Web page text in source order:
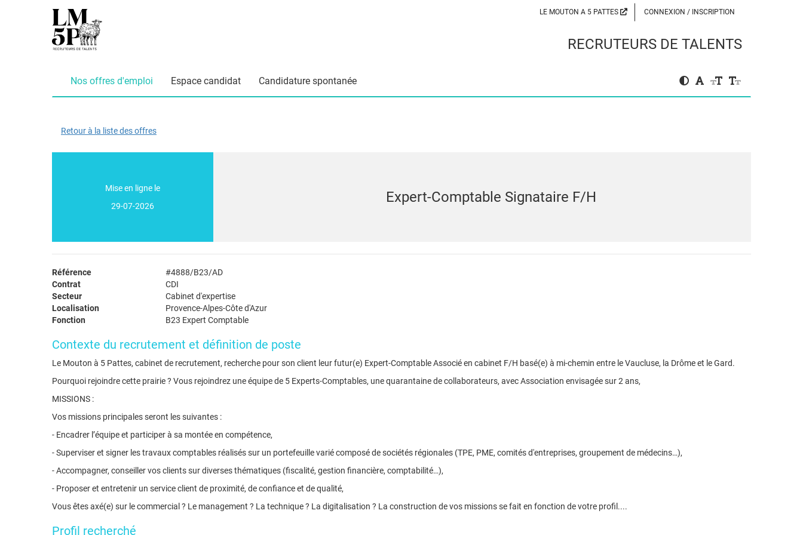
LE MOUTON A 5 PATTES CONNEXION / INSCRIPTION
RECRUTEURS DE TALENTS
Nos offres d'emploi Espace candidat Candidature spontanée
Retour à la liste des offres
Mise en ligne le
29-07-2026
Expert-Comptable Signataire F/H
Référence
#4888/B23/AD
Contrat
CDI
Secteur
Cabinet d'expertise
Localisation
Provence-Alpes-Côte d'Azur
Fonction
B23 Expert Comptable
Contexte du recrutement et définition de poste
Le Mouton à 5 Pattes, cabinet de recrutement, recherche pour son client leur futur(e) Expert-Comptable Associé en cabinet F/H basé(e) à mi-chemin entre le Vaucluse, la Drôme et le Gard.
Pourquoi rejoindre cette prairie ? Vous rejoindrez une équipe de 5 Experts-Comptables, une quarantaine de collaborateurs, avec Association envisagée sur 2 ans,
MISSIONS :
Vos missions principales seront les suivantes :
- Encadrer l’équipe et participer à sa montée en compétence,
- Superviser et signer les travaux comptables réalisés sur un portefeuille varié composé de sociétés régionales (TPE, PME, comités d'entreprises, groupement de médecins…),
- Accompagner, conseiller vos clients sur diverses thématiques (fiscalité, gestion financière, comptabilité…),
- Proposer et entretenir un service client de proximité, de confiance et de qualité,
Vous êtes axé(e) sur le commercial ? Le management ? La technique ? La digitalisation ? La construction de vos missions se fait en fonction de votre profil....
Profil recherché